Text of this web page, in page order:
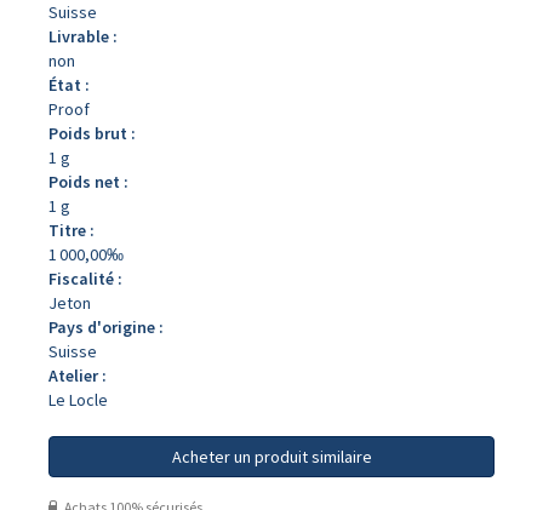
Suisse
Livrable :
non
État :
Proof
Poids brut :
1 g
Poids net :
1 g
Titre :
1 000,00‰
Fiscalité :
Jeton
Pays d'origine :
Suisse
Atelier :
Le Locle
Acheter un produit similaire